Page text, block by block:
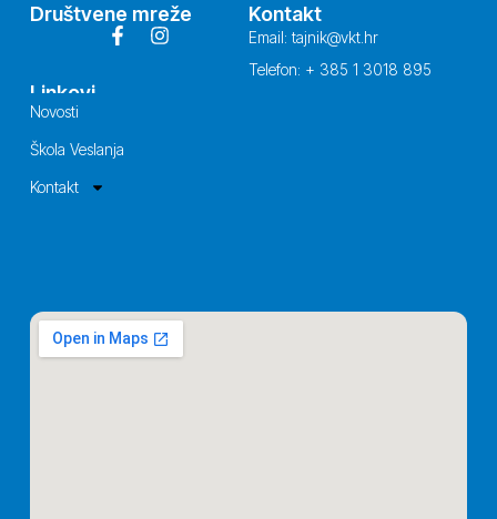
Društvene mreže Kontakt
Email: tajnik@vkt.hr
Telefon: + 385 1 3018 895
Linkovi
Novosti
Škola Veslanja
Kontakt